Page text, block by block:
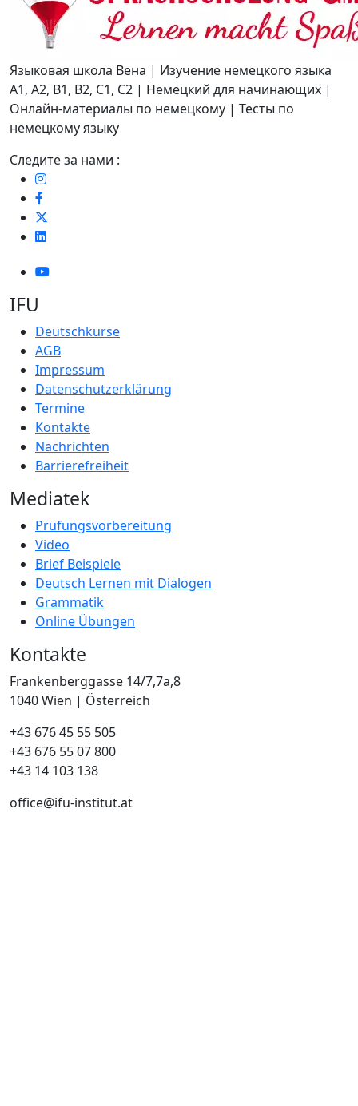
Языковая школа Вена | Изучение немецкого языка
A1, A2, B1, B2, C1, C2 | Немецкий для начинающих |
Онлайн-материалы по немецкому | Тесты по
немецкому языку
Следите за нами :
IFU
Deutschkurse
AGB
Impressum
Datenschutzerklärung
Termine
Kontakte
Nachrichten
Barrierefreiheit
Mediatek
Prüfungsvorbereitung
Video
Brief Beispiele
Deutsch Lernen mit Dialogen
Grammatik
Online Übungen
Kontakte
Frankenberggasse 14/7,7a,8
1040 Wien | Österreich
+43 676 45 55 505
+43 676 55 07 800
‎+43 14 103 138
office@ifu-institut.at